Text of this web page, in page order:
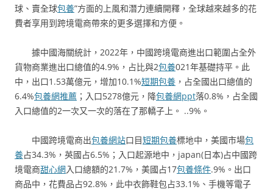
球、賣全球包養”方面的上風和潛力連續開釋，全球越來越多的花
費者享用到跨境電商帶來的更多選擇和方便。
據中國海關統計，2022年，中國跨境電商進出口範圍占全外
貨物商業進出口總值的4.9%，占比與2包養021年基礎持平。此
中，出口1.53萬億元，增加10.1%短期包養 ，占全國出口總值的
6.4%包養網推薦 ；入口5278億元，降包養網ppt落0.8%，占全國
入口總值的2一次又一次的落在了那轎子上。 ..9%。
中國跨境電商出包養網站口目短期包養標地中，美國市場包
養占34.3%，英國占6.5%；入口起源地中，japan(日本)占中國跨
境電商甜心網入口總額的21.7%，美國占17包養條件.9%。出口
商品中，花費品占92.8%，此中衣飾鞋包占33.1%、手機等電子